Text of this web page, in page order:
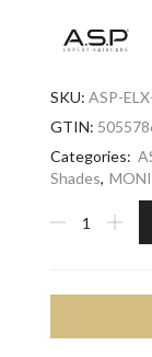
SKU: ASP-
GTIN:
Categories:
Shades,